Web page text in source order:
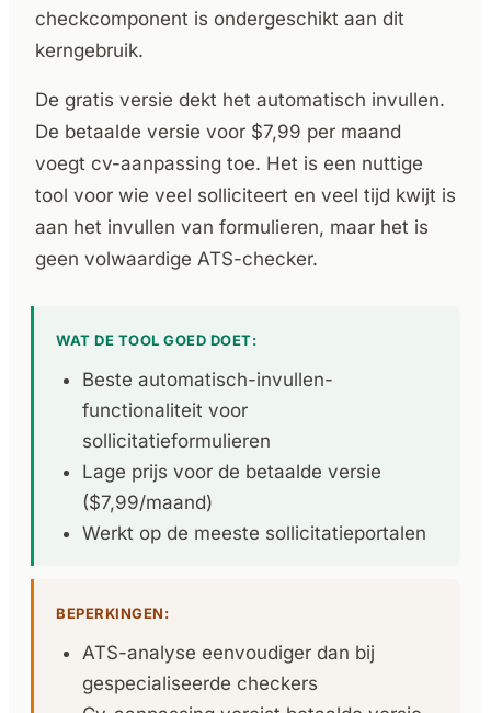
checkcomponent is ondergeschikt aan dit
kerngebruik.
De gratis versie dekt het automatisch invullen.
De betaalde versie voor $7,99 per maand
voegt cv-aanpassing toe. Het is een nuttige
tool voor wie veel solliciteert en veel tijd kwijt is
aan het invullen van formulieren, maar het is
geen volwaardige ATS-checker.
WAT DE TOOL GOED DOET:
Beste automatisch-invullen-
functionaliteit voor
sollicitatieformulieren
Lage prijs voor de betaalde versie
($7,99/maand)
Werkt op de meeste sollicitatieportalen
BEPERKINGEN:
ATS-analyse eenvoudiger dan bij
gespecialiseerde checkers